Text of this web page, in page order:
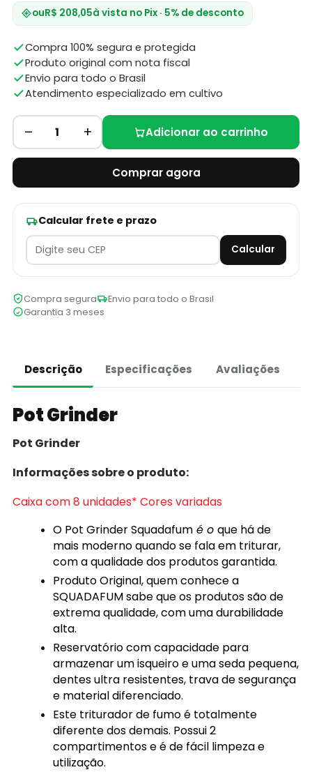
ouR$ 208,05à vista no Pix · 5% de desconto
Compra 100% segura e protegida
Produto original com nota fiscal
Envio para todo o Brasil
Atendimento especializado em cultivo
– 1 + Adicionar ao carrinho
Comprar agora
Calcular frete e prazo
Calcular
Compra segura
Envio para todo o Brasil
Garantia 3 meses
Descrição Especificações Avaliações
Pot Grinder
Pot Grinder
Informações sobre o produto:
Caixa com 8 unidades* Cores variadas
O Pot Grinder Squadafum é oque há de
mais moderno quando se fala em triturar,
com a qualidade dos produtos garantida.
Produto Original, quem conhece a
SQUADAFUM sabe que os produtos são de
extrema qualidade, com uma durabilidade
alta.
Reservatório com capacidade para
armazenar um isqueiro e uma seda pequena,
dentes ultra resistentes, trava de segurança
e material diferenciado.
Este triturador de fumo é totalmente
diferente dos demais. Possui 2
compartimentos e é de fácil limpeza e
utilização.